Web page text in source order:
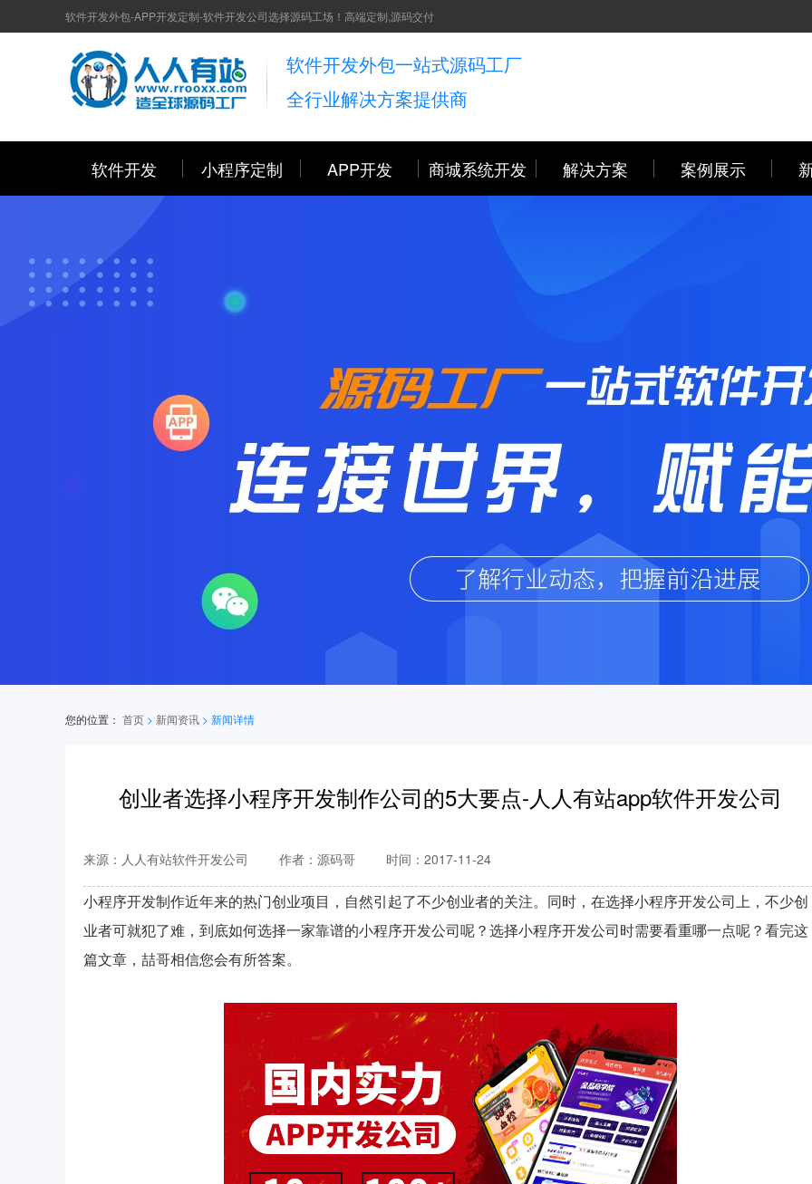
软件开发外包-APP开发定制-软件开发公司选择源码工场！高端定制,源码交付
软件开发外包一站式源码工厂
全行业解决方案提供商
软件开发 小程序定制 APP开发 商城系统开发 解决方案 案例展示
您的位置： 首页 > 新闻资讯 > 新闻详情
创业者选择小程序开发制作公司的5大要点-人人有站app软件开发公司
来源：人人有站软件开发公司 作者：源码哥 时间：2017-11-24
小程序开发制作近年来的热门创业项目，自然引起了不少创业者的关注。同时，在选择小程序开发公司上，不少创
业者可就犯了难，到底如何选择一家靠谱的小程序开发公司呢？选择小程序开发公司时需要看重哪一点呢？看完这
篇文章，喆哥相信您会有所答案。